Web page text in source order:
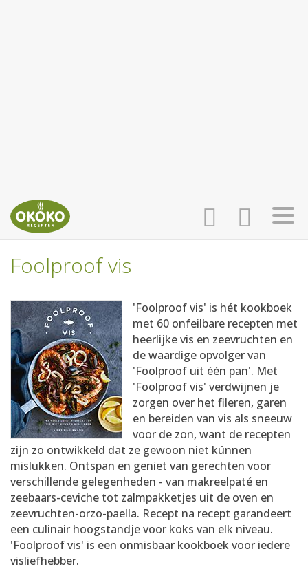
AANMELDEN
HOME
RECEPTEN
WEEKMENU'S
KOOKBOEKEN
Foolproof vis
'Foolproof vis' is hét kookboek
met 60 onfeilbare recepten met
heerlijke vis en zeevruchten en
de waardige opvolger van
'Foolproof uit één pan'. Met
'Foolproof vis' verdwijnen je
zorgen over het fileren, garen
en bereiden van vis als sneeuw
voor de zon, want de recepten
zijn zo ontwikkeld dat ze gewoon niet kúnnen
mislukken. Ontspan en geniet van gerechten voor
verschillende gelegenheden - van makreelpaté en
zeebaars-ceviche tot zalmpakketjes uit de oven en
zeevruchten-orzo-paella. Recept na recept garandeert
een culinair hoogstandje voor koks van elk niveau.
'Foolproof vis' is een onmisbaar kookboek voor iedere
visliefhebber.